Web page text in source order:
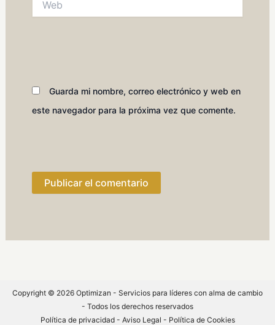
Guarda mi nombre, correo electrónico y web en
este navegador para la próxima vez que comente.
Copyright © 2026 Optimizan - Servicios para líderes con alma de cambio
- Todos los derechos reservados
Política de privacidad- Aviso Legal - Política de Cookies